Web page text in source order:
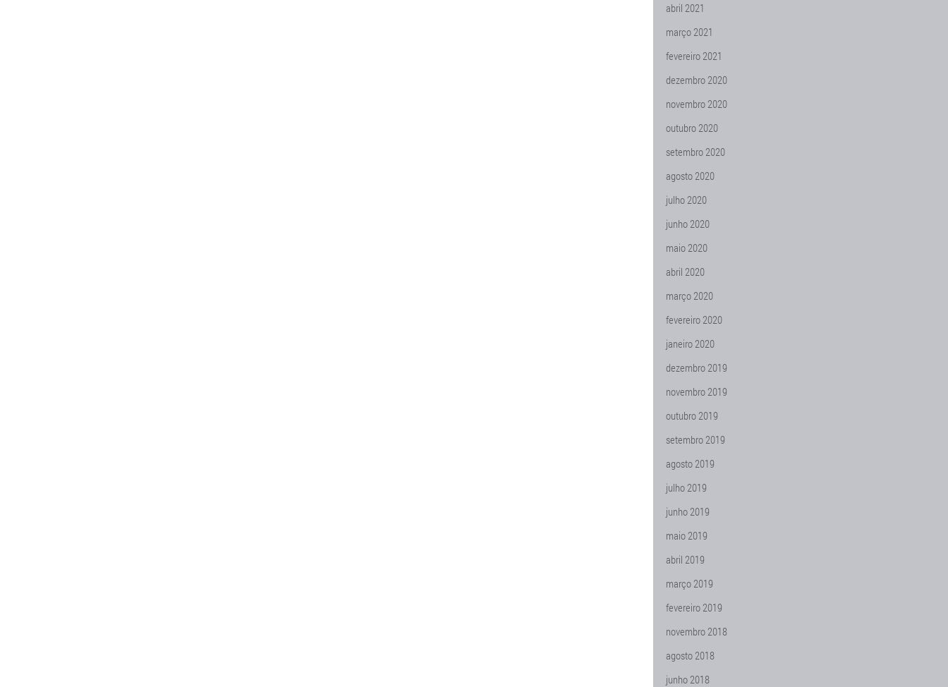
abril 2021
março 2021
fevereiro 2021
dezembro 2020
novembro 2020
outubro 2020
setembro 2020
agosto 2020
julho 2020
junho 2020
maio 2020
abril 2020
março 2020
fevereiro 2020
janeiro 2020
dezembro 2019
novembro 2019
outubro 2019
setembro 2019
agosto 2019
julho 2019
junho 2019
maio 2019
abril 2019
março 2019
fevereiro 2019
novembro 2018
agosto 2018
junho 2018